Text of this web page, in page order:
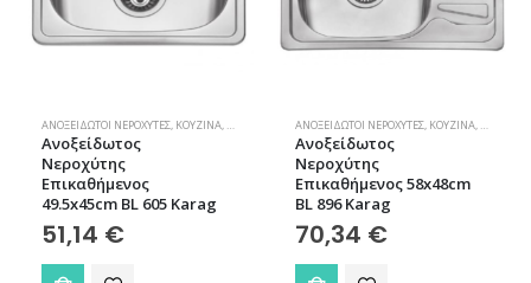
ΑΝΟΞΕΊΔΩΤΟΙ ΝΕΡΟΧΎΤΕΣ, ΚΟΥΖΊΝΑ, ΝΕΡΟΧΎΤΕΣ
Ανοξείδωτος
Νεροχύτης
Επικαθήμενος
49.5x45cm BL 605 Karag
51,14 €
ΑΝΟΞΕΊΔΩΤΟΙ ΝΕΡΟΧΎΤΕΣ, ΚΟΥΖΊΝΑ,
Ανοξείδωτος
Νεροχύτης
Επικαθήμενος 58x48cm
BL 896 Karag
70,34 €